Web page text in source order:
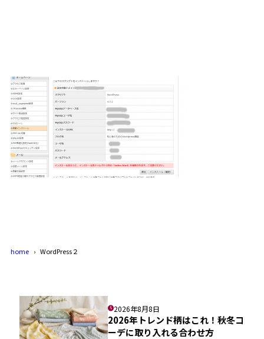
home WordPress２
2026年8月8日
2026年トレンド柄はこれ！秋冬コ
ーデに取り入れる合わせ方